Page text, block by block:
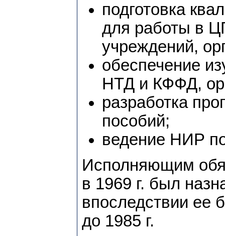
подготовка
для работы в
учреждений,
обеспечение
НТД и КФФД,
разработка
пособий;
ведение НИР
Исполняющим
в 1969 г. был
впоследствии ее
до 1985 г.